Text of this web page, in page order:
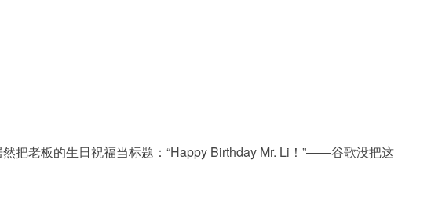
把老板的生日祝福当标题：“Happy Birthday Mr. Li！”——谷歌没把这